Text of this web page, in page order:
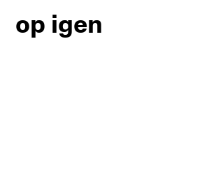
op igen